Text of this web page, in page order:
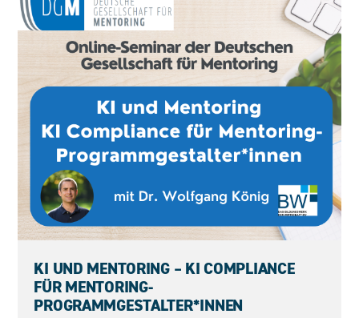
KI UND MENTORING – KI COMPLIANCE
FÜR MENTORING-
PROGRAMMGESTALTER*INNEN